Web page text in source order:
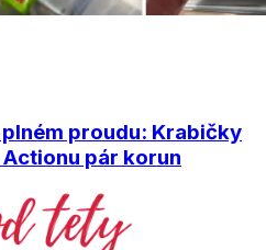
proudu: Krabičky
pár korun